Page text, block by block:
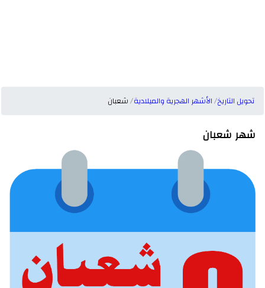
تحويل التاريخ الأشهر الهجرية والميلادية شعبان
شهر شعبان